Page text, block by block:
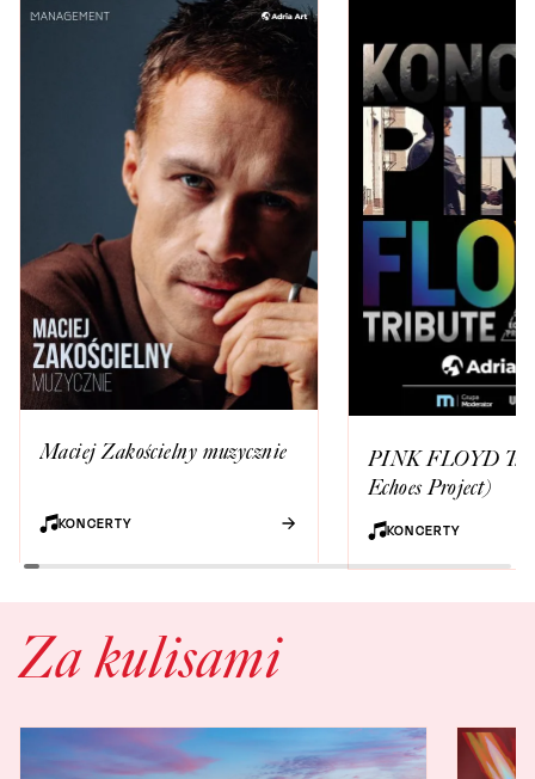
Maciej Zakościelny muzycznie
KONCERTY
PINK FLOYD
Echoes Project)
KONCERTY
Za kulisami